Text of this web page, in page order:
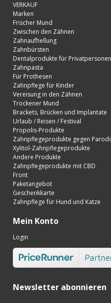
VERKAUF
Marken
Frischer Mund
Zwischen den Zähnen
Zahnaufhellung
Zahnbürsten
Dentalprodukte für Privatpersonen
Zahnpasta
Für Prothesen
Zahnpflege für Kinder
Vereisung in den Zähnen
Trockener Mund
Brackets, Brücken und Implantate
Urlaub / Reisen / Festival
Propolis-Produkte
Zahnpflegeprodukte gegen
Xylitol-Zahnpflegeprodukte
Andere Produkte
Zahnpflegeprodukte mit CBD
Front
Paketangebot
Geschenkkarte
Zahnpflege für Hund und Katze
Mein Konto
Login
Newsletter abonnieren